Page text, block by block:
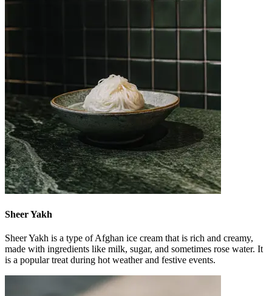
Sheer Yakh
Sheer Yakh is a type of Afghan ice cream that is rich and creamy,
made with ingredients like milk, sugar, and sometimes rose water. It
is a popular treat during hot weather and festive events.